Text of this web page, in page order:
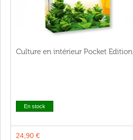
Culture en intérieur Pocket Edition
En stock
24,90 €